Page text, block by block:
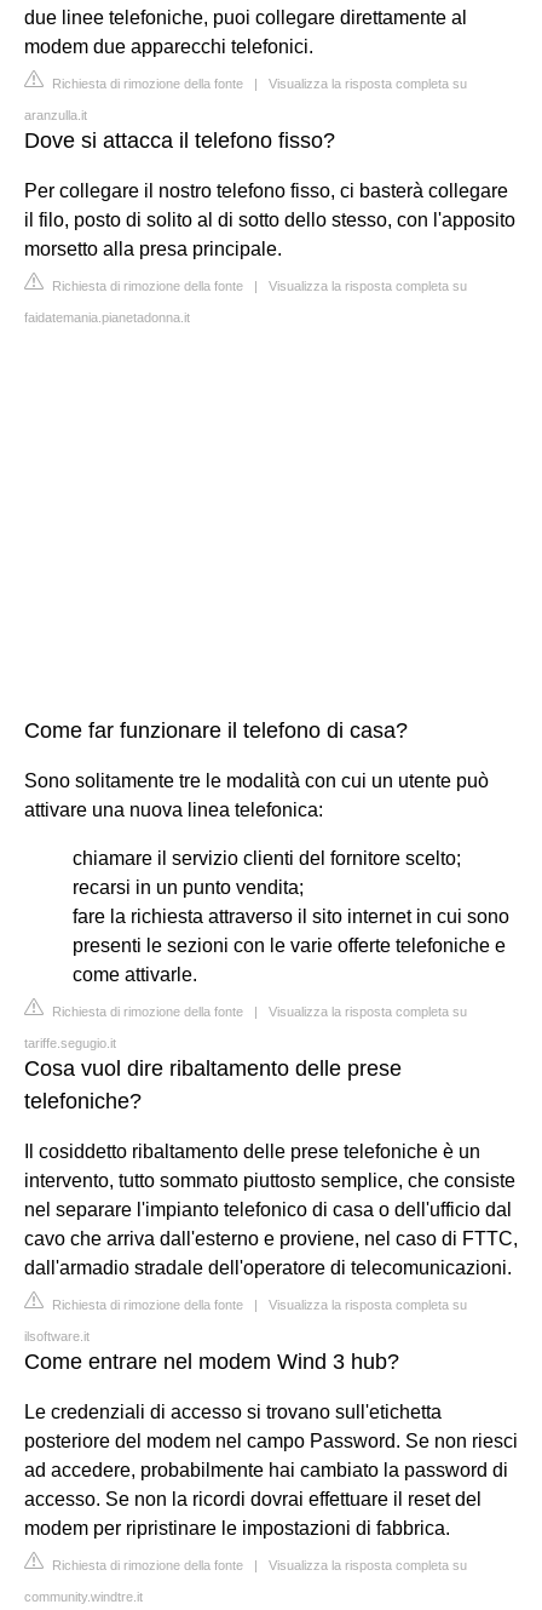
due linee telefoniche, puoi collegare direttamente al
modem due apparecchi telefonici.
Richiesta di rimozione della fonte | Visualizza la risposta completa su
aranzulla.it
Dove si attacca il telefono fisso?
Per collegare il nostro telefono fisso, ci basterà collegare
il filo, posto di solito al di sotto dello stesso, con l'apposito
morsetto alla presa principale.
Richiesta di rimozione della fonte | Visualizza la risposta completa su
faidatemania.pianetadonna.it
Come far funzionare il telefono di casa?
Sono solitamente tre le modalità con cui un utente può
attivare una nuova linea telefonica:
chiamare il servizio clienti del fornitore scelto;
recarsi in un punto vendita;
fare la richiesta attraverso il sito internet in cui sono
presenti le sezioni con le varie offerte telefoniche e
come attivarle.
Richiesta di rimozione della fonte | Visualizza la risposta completa su
tariffe.segugio.it
Cosa vuol dire ribaltamento delle prese
telefoniche?
Il cosiddetto ribaltamento delle prese telefoniche è un
intervento, tutto sommato piuttosto semplice, che consiste
nel separare l'impianto telefonico di casa o dell'ufficio dal
cavo che arriva dall'esterno e proviene, nel caso di FTTC,
dall'armadio stradale dell'operatore di telecomunicazioni.
Richiesta di rimozione della fonte | Visualizza la risposta completa su
ilsoftware.it
Come entrare nel modem Wind 3 hub?
Le credenziali di accesso si trovano sull'etichetta
posteriore del modem nel campo Password. Se non riesci
ad accedere, probabilmente hai cambiato la password di
accesso. Se non la ricordi dovrai effettuare il reset del
modem per ripristinare le impostazioni di fabbrica.
Richiesta di rimozione della fonte | Visualizza la risposta completa su
community.windtre.it